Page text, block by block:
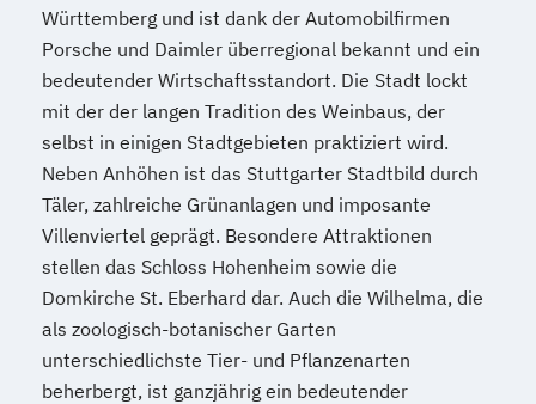
Württemberg und ist dank der Automobilfirmen
Porsche und Daimler überregional bekannt und ein
bedeutender Wirtschaftsstandort. Die Stadt lockt
mit der der langen Tradition des Weinbaus, der
selbst in einigen Stadtgebieten praktiziert wird.
Neben Anhöhen ist das Stuttgarter Stadtbild durch
Täler, zahlreiche Grünanlagen und imposante
Villenviertel geprägt. Besondere Attraktionen
stellen das Schloss Hohenheim sowie die
Domkirche St. Eberhard dar. Auch die Wilhelma, die
als zoologisch-botanischer Garten
unterschiedlichste Tier- und Pflanzenarten
beherbergt, ist ganzjährig ein bedeutender